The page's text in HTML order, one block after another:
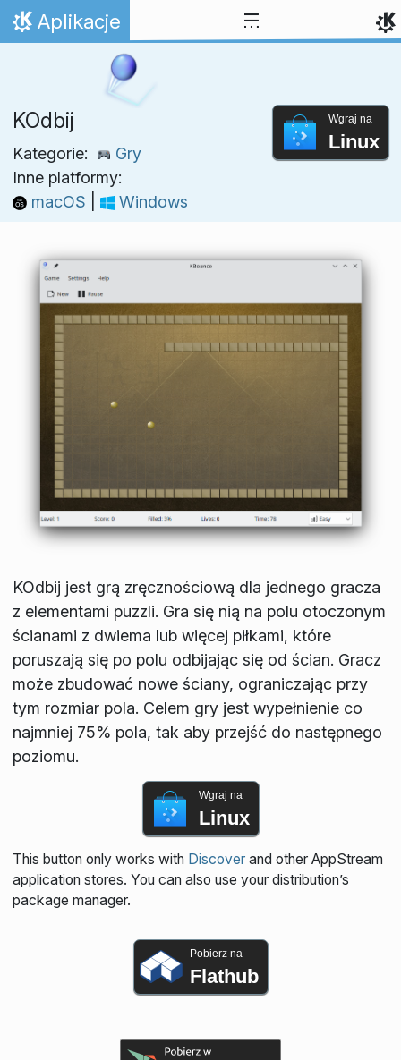
Przejdź to treści
Strona domowa
Aplikacje
KOdbij
Kategorie:
Gry
Inne platformy:
macOS
Windows
Wgraj na
Linux
KOdbij jest grą zręcznościową dla jednego gracza
z elementami puzzli. Gra się nią na polu otoczonym
ścianami z dwiema lub więcej piłkami, które
poruszają się po polu odbijając się od ścian. Gracz
może zbudować nowe ściany, ograniczając przy
tym rozmiar pola. Celem gry jest wypełnienie co
najmniej 75% pola, tak aby przejść do następnego
poziomu.
Wgraj na
Linux
This button only works with Discoverand other AppStream
application stores. You can also use your distribution’s
package manager.
Pobierz na
Flathub